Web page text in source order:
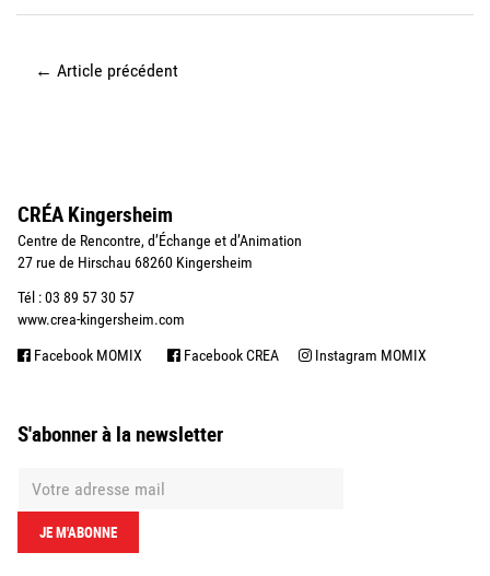
← Article précédent
CRÉA Kingersheim
Centre de Rencontre, d’Échange et d’Animation
27 rue de Hirschau 68260 Kingersheim
Tél : 03 89 57 30 57
www.crea-kingersheim.com
Facebook MOMIX Facebook CREA Instagram MOMIX
S'abonner à la newsletter